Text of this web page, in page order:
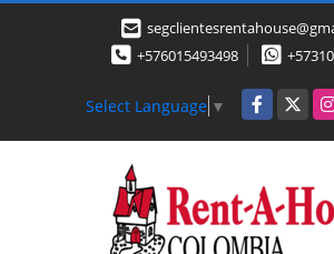
+576015493498
Select Language ▼ Facebook
X